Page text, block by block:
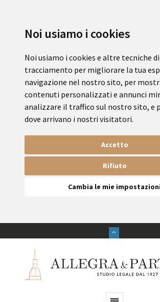
Noi usiamo i cookies
Noi usiamo i cookies e altre tecniche di
tracciamento per migliorare la tua
navigazione nel nostro sito, per
contenuti personalizzati e annunci
analizzare il traffico sul nostro sito, e
dove arrivano i nostri visitatori.
Accetto
Rifiuto
Cambia le mie impostazioni